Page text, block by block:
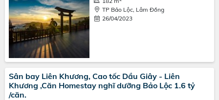
TP Bảo Lộc, Lâm Đồng
26/04/2023
Sân bay Liên Khương, Cao tốc Dầu Giây - Liên
Khương ,Căn Homestay nghĩ dưỡng Bảo Lộc 1.6 tỷ
/căn.